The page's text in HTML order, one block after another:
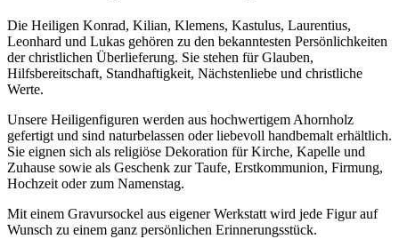
Die Heiligen Konrad, Kilian, Klemens, Kastulus, Laurentius,
Leonhard und Lukas gehören zu den bekanntesten Persönlichkeiten
der christlichen Überlieferung. Sie stehen für Glauben,
Hilfsbereitschaft, Standhaftigkeit, Nächstenliebe und christliche
Werte.
Unsere Heiligenfiguren werden aus hochwertigem Ahornholz
gefertigt und sind naturbelassen oder liebevoll handbemalt erhältlich.
Sie eignen sich als religiöse Dekoration für Kirche, Kapelle und
Zuhause sowie als Geschenk zur Taufe, Erstkommunion, Firmung,
Hochzeit oder zum Namenstag.
Mit einem Gravursockel aus eigener Werkstatt wird jede Figur auf
Wunsch zu einem ganz persönlichen Erinnerungsstück.